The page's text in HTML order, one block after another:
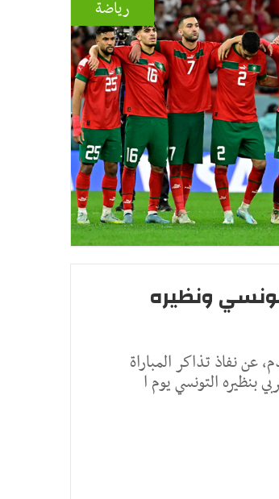
رياضة
ونظيره
عن نفاذ تذاكر المباراة
بنظيره التونسي يوم ا